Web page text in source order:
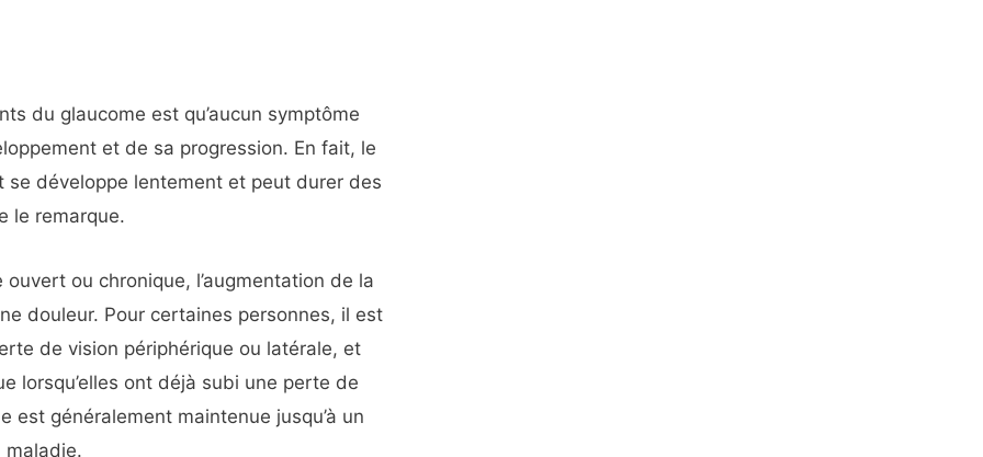
du glaucome est qu’aucun symptôme
et de sa progression. En fait, le
se développe lentement et peut durer des
le remarque.
ou chronique, l’augmentation de la
douleur. Pour certaines personnes, il est
de vision périphérique ou latérale, et
lorsqu’elles ont déjà subi une perte de
est généralement maintenue jusqu’à un
maladie.